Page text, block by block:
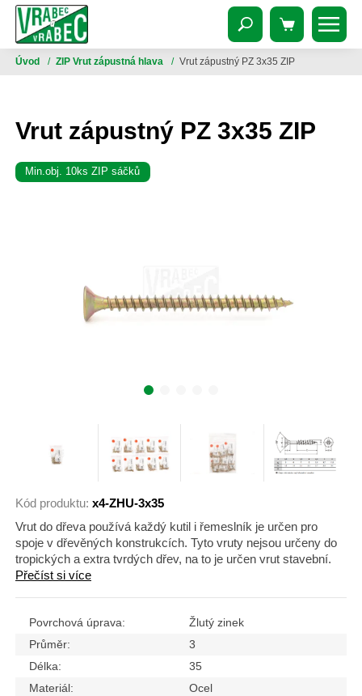
Úvod / ZIP Vrut zápustná hlava / Vrut zápustný PZ 3x35 ZIP
Vrut zápustný PZ 3x35 ZIP
Min.obj. 10ks ZIP sáčků
Kód produktu: x4-ZHU-3x35
Vrut do dřeva používá každý kutil i řemeslník je určen pro
spoje v dřevěných konstrukcích. Tyto vruty nejsou určeny do
tropických a extra tvrdých dřev, na to je určen vrut stavební.
Přečíst si více
Povrchová úprava:
Žlutý zinek
Průměr:
3
Délka:
35
Materiál:
Ocel